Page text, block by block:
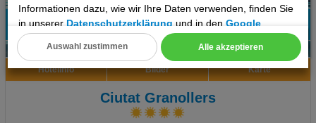
Informationen dazu, wie wir Ihre Daten verwenden, finden Sie
in unsererDatenschutzerklärung und in denGoogle
Datenschutz- und Nutzungsbedingungen
Cookie Einstellungen
Alle akzeptieren
Auswahl zustimmen
2
54%
Empfehlung
Hotelinfo Bilder Karte
Ciutat Granollers